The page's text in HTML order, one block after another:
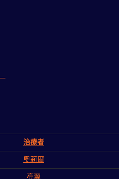
治療者
奧莉爾
亮翼